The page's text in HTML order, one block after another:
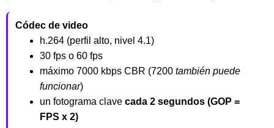
Códec de video
h.264 (perfil alto, nivel 4.1)
30 fps o 60 fps
máximo 7000 kbps CBR (7200 también puede
funcionar)
un fotograma clave cada 2 segundos (GOP =
FPS x 2)